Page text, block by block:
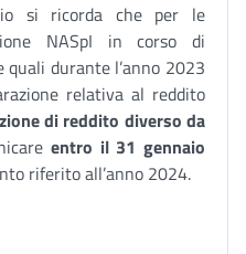
si ricorda che per le
NASpI in corso di
durante l’anno 2023
relativa al reddito
di reddito diverso da
entro il 31 gennaio
riferito all’anno 2024.